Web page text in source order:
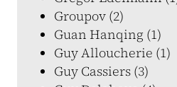
Groupov (2)
Guan Hanqing (1)
Guy Alloucherie (1)
Guy Cassiers (3)